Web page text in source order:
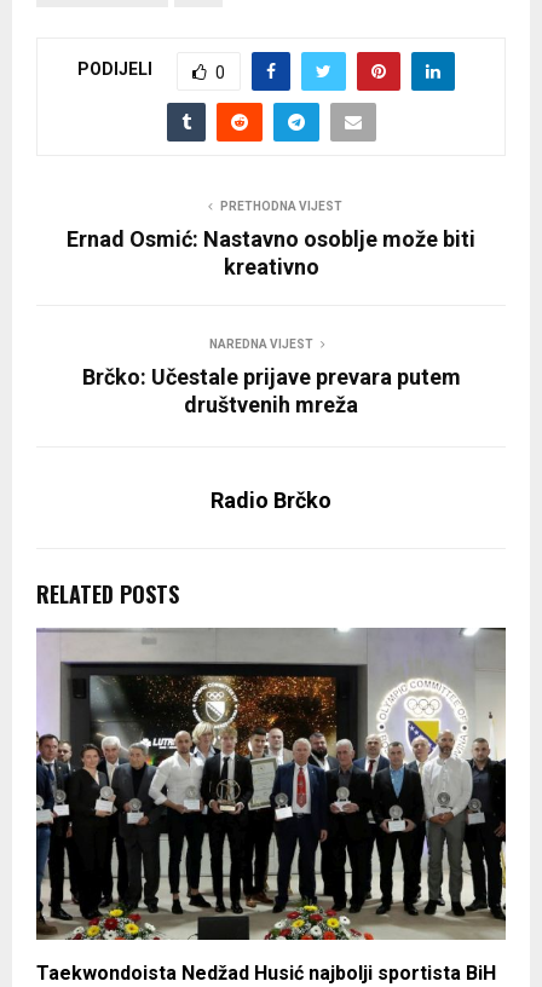
PODIJELI 0
PRETHODNA VIJEST
Ernad Osmić: Nastavno osoblje može biti
kreativno
NAREDNA VIJEST
Brčko: Učestale prijave prevara putem
društvenih mreža
Radio Brčko
RELATED POSTS
Taekwondoista Nedžad Husić najbolji sportista BiH